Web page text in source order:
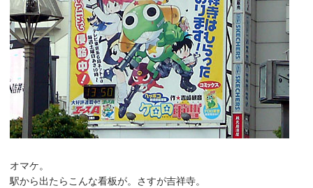
オマケ。
駅から出たらこんな看板が。さすが吉祥寺。